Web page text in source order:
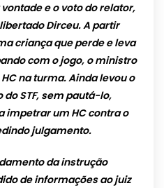
vontade e o voto do relator,
Dirceu. A partir
criança que perde e leva
com o jogo, o ministro
na turma. Ainda levou o
do STF, sem pautá-lo,
impetrar um HC contra o
julgamento.
da instrução
de informações ao juiz